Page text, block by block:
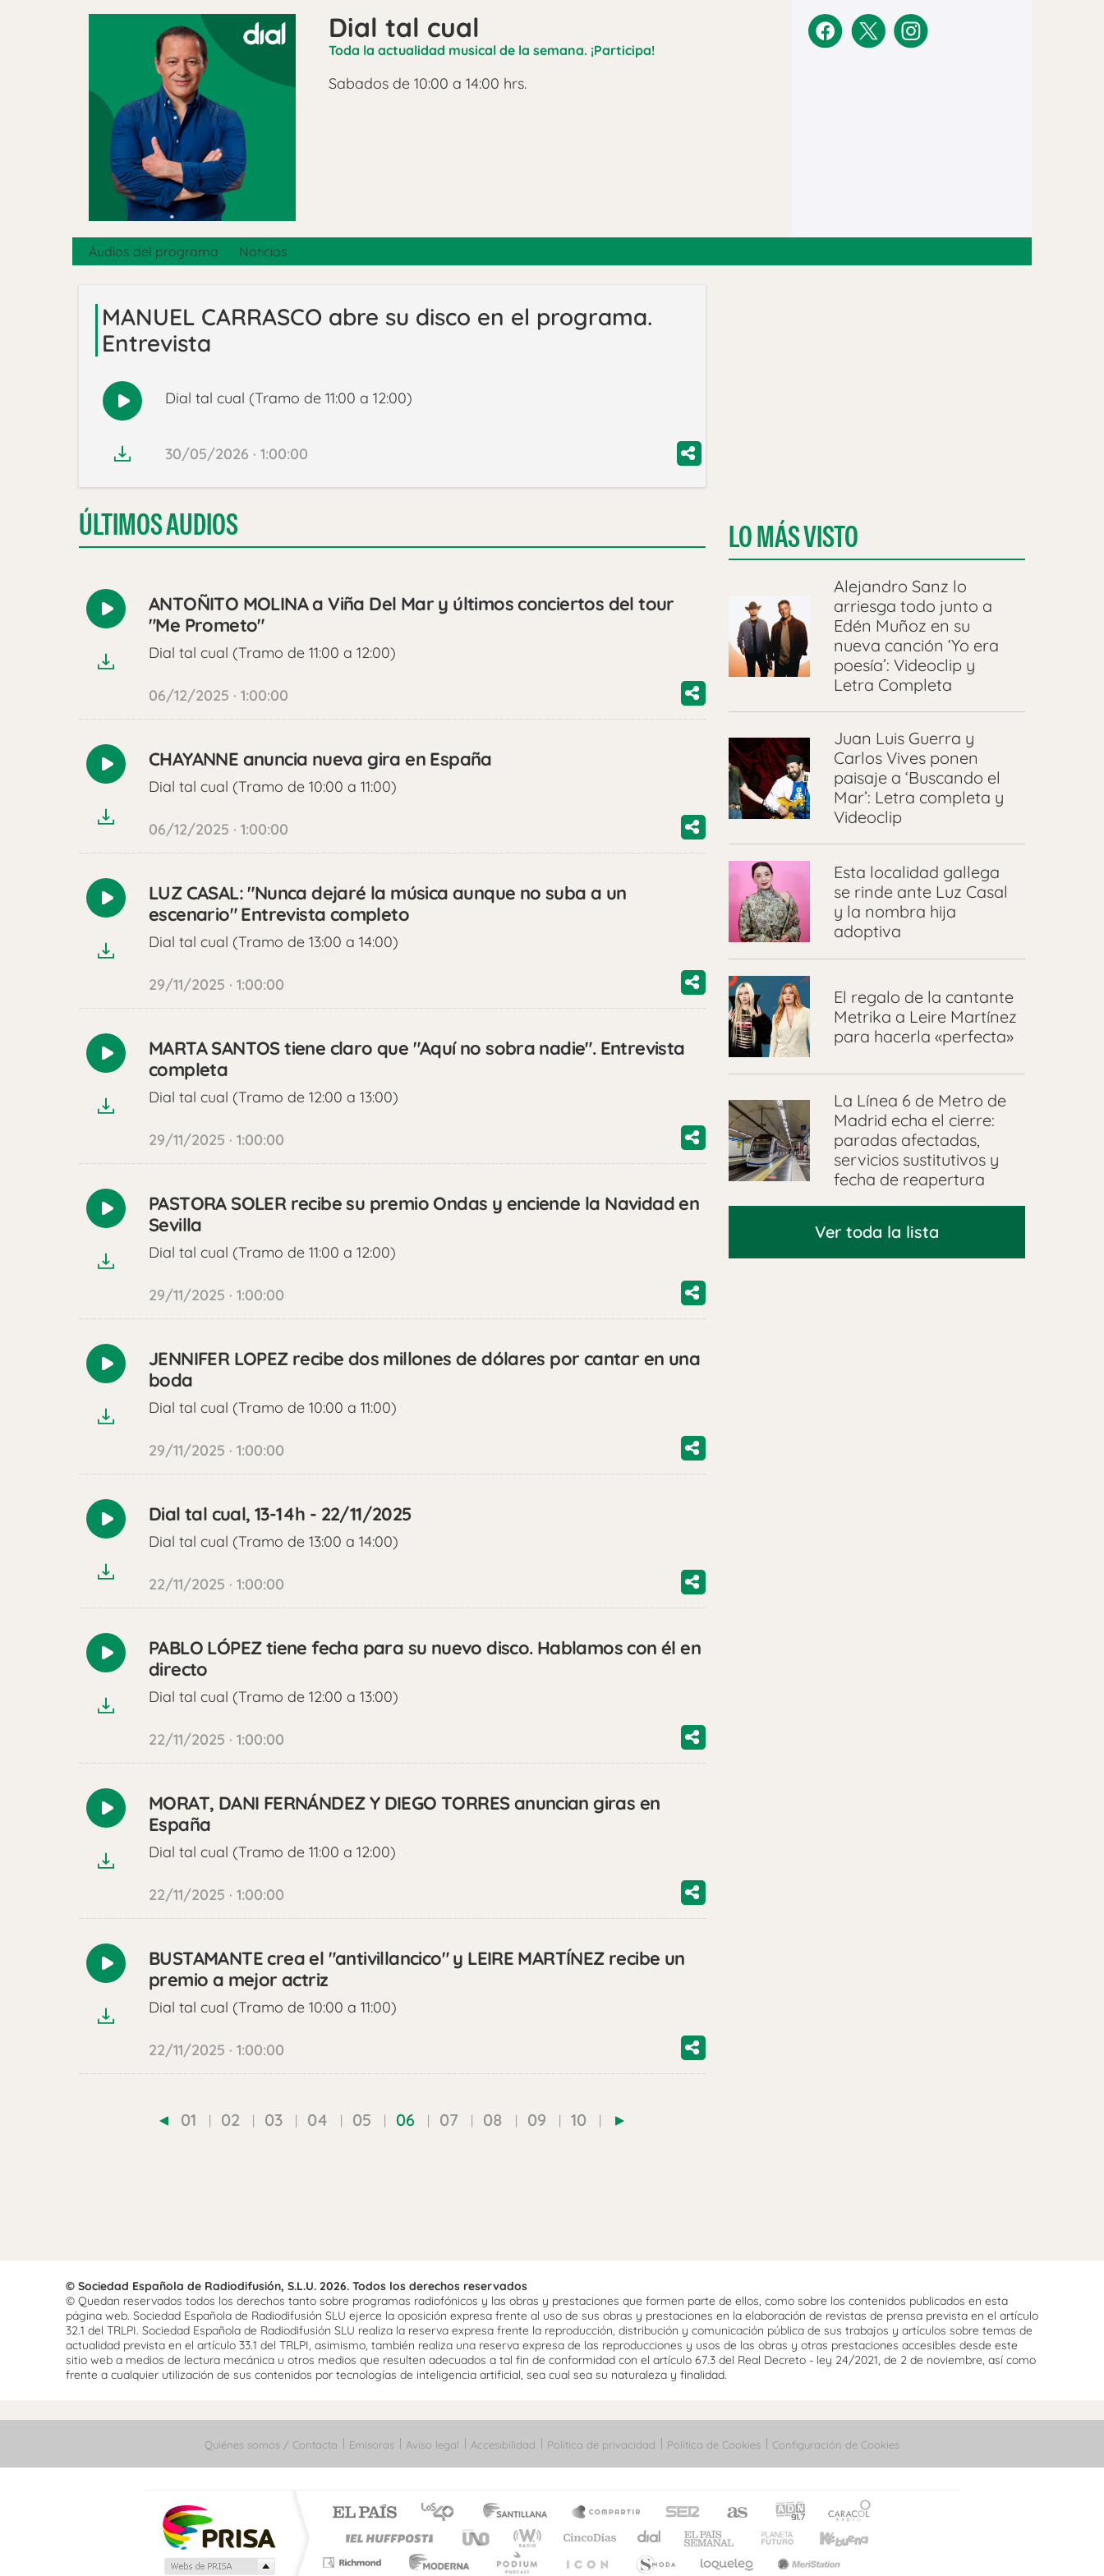
Dial tal cual
Toda la actualidad musical de la semana. ¡Participa!
Sabados de 10:00 a 14:00 hrs.
Audios del programa Noticias
MANUEL CARRASCO abre su disco en el programa.
Entrevista
Reproducir
Dial tal cual (Tramo de 11:00 a 12:00)
30/05/2026 · 1:00:00
ÚLTIMOS AUDIOS
Reproducir
ANTOÑITO MOLINA a Viña Del Mar y últimos conciertos del tour
"Me Prometo"
Dial tal cual (Tramo de 11:00 a 12:00)
06/12/2025 · 1:00:00
Reproducir
CHAYANNE anuncia nueva gira en España
Dial tal cual (Tramo de 10:00 a 11:00)
06/12/2025 · 1:00:00
Reproducir
LUZ CASAL: "Nunca dejaré la música aunque no suba a un
escenario" Entrevista completo
Dial tal cual (Tramo de 13:00 a 14:00)
29/11/2025 · 1:00:00
Reproducir
MARTA SANTOS tiene claro que "Aquí no sobra nadie". Entrevista
completa
Dial tal cual (Tramo de 12:00 a 13:00)
29/11/2025 · 1:00:00
Reproducir
PASTORA SOLER recibe su premio Ondas y enciende la Navidad en
Sevilla
Dial tal cual (Tramo de 11:00 a 12:00)
29/11/2025 · 1:00:00
Reproducir
JENNIFER LOPEZ recibe dos millones de dólares por cantar en una
boda
Dial tal cual (Tramo de 10:00 a 11:00)
29/11/2025 · 1:00:00
Reproducir
Dial tal cual, 13-14h - 22/11/2025
Dial tal cual (Tramo de 13:00 a 14:00)
22/11/2025 · 1:00:00
Reproducir
PABLO LÓPEZ tiene fecha para su nuevo disco. Hablamos con él en
directo
Dial tal cual (Tramo de 12:00 a 13:00)
22/11/2025 · 1:00:00
Reproducir
MORAT, DANI FERNÁNDEZ Y DIEGO TORRES anuncian giras en
España
Dial tal cual (Tramo de 11:00 a 12:00)
22/11/2025 · 1:00:00
Reproducir
BUSTAMANTE crea el "antivillancico" y LEIRE MARTÍNEZ recibe un
premio a mejor actriz
Dial tal cual (Tramo de 10:00 a 11:00)
22/11/2025 · 1:00:00
01 02 03 04 05 06 07 08 09 10
LO MÁS VISTO
Alejandro Sanz lo
arriesga todo junto a
Edén Muñoz en su
nueva canción ‘Yo era
poesía’: Videoclip y
Letra Completa
Juan Luis Guerra y
Carlos Vives ponen
paisaje a ‘Buscando el
Mar’: Letra completa y
Videoclip
Esta localidad gallega
se rinde ante Luz Casal
y la nombra hija
adoptiva
El regalo de la cantante
Metrika a Leire Martínez
para hacerla «perfecta»
La Línea 6 de Metro de
Madrid echa el cierre:
paradas afectadas,
servicios sustitutivos y
fecha de reapertura
Ver toda la lista
© Sociedad Española de Radiodifusión, S.L.U. 2026. Todos los derechos reservados
© Quedan reservados todos los derechos tanto sobre programas radiofónicos y las obras y prestaciones que formen parte de ellos, como sobre los contenidos publicados en esta
página web. Sociedad Española de Radiodifusión SLU ejerce la oposición expresa frente al uso de sus obras y prestaciones en la elaboración de revistas de prensa prevista en el artículo
32.1 del TRLPI. Sociedad Española de Radiodifusión SLU realiza la reserva expresa frente la reproducción, distribución y comunicación pública de sus trabajos y artículos sobre temas de
actualidad prevista en el artículo 33.1 del TRLPI, asimismo, también realiza una reserva expresa de las reproducciones y usos de las obras y otras prestaciones accesibles desde este
sitio web a medios de lectura mecánica u otros medios que resulten adecuados a tal fin de conformidad con el artículo 67.3 del Real Decreto - ley 24/2021, de 2 de noviembre, así como
frente a cualquier utilización de sus contenidos por tecnologías de inteligencia artificial, sea cual sea su naturaleza y finalidad.
Quiénes somos / Contacta Emisoras Aviso legal Accesibilidad Política de privacidad Política de Cookies Configuración de Cookies